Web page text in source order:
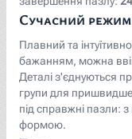
Сучасний режим
Плавний та
бажанням, можна
Деталі з'єднуються
групи для
під справжні пазли:
формою.